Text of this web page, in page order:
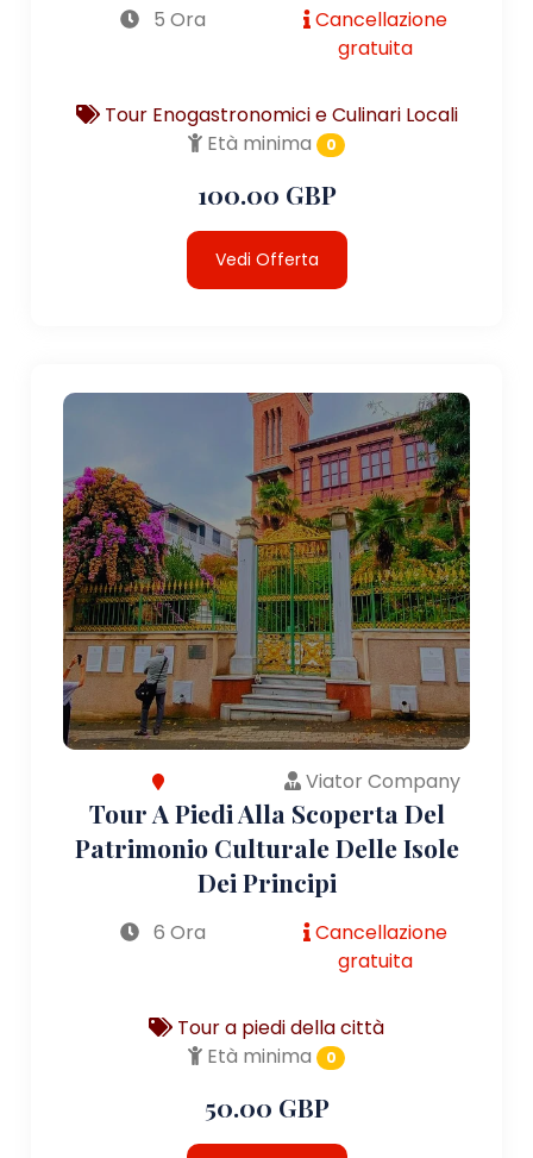
5 Ora
Cancellazione
gratuita
Tour Enogastronomici e Culinari Locali
Età minima
0
100.00 GBP
Vedi Offerta
Viator Company
Tour A Piedi Alla Scoperta Del
Patrimonio Culturale Delle Isole
Dei Principi
6 Ora
Cancellazione
gratuita
Tour a piedi della città
Età minima
0
50.00 GBP